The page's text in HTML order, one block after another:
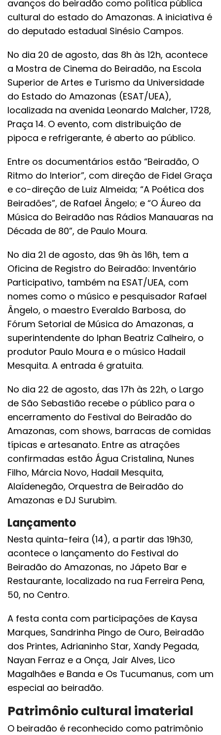
avanços do beiradão como política pública
cultural do estado do Amazonas. A iniciativa é
do deputado estadual Sinésio Campos.
No dia 20 de agosto, das 8h às 12h, acontece
a Mostra de Cinema do Beiradão, na Escola
Superior de Artes e Turismo da Universidade
do Estado do Amazonas (ESAT/UEA),
localizada na avenida Leonardo Malcher, 1728,
Praça 14. O evento, com distribuição de
pipoca e refrigerante, é aberto ao público.
Entre os documentários estão “Beiradão, O
Ritmo do Interior”, com direção de Fidel Graça
e co-direção de Luiz Almeida; “A Poética dos
Beiradões”, de Rafael Ângelo; e “O Áureo da
Música do Beiradão nas Rádios Manauaras na
Década de 80”, de Paulo Moura.
No dia 21 de agosto, das 9h às 16h, tem a
Oficina de Registro do Beiradão: Inventário
Participativo, também na ESAT/UEA, com
nomes como o músico e pesquisador Rafael
Ângelo, o maestro Everaldo Barbosa, do
Fórum Setorial de Música do Amazonas, a
superintendente do Iphan Beatriz Calheiro, o
produtor Paulo Moura e o músico Hadail
Mesquita. A entrada é gratuita.
No dia 22 de agosto, das 17h às 22h, o Largo
de São Sebastião recebe o público para o
encerramento do Festival do Beiradão do
Amazonas, com shows, barracas de comidas
típicas e artesanato. Entre as atrações
confirmadas estão Água Cristalina, Nunes
Filho, Márcia Novo, Hadail Mesquita,
Alaídenegão, Orquestra de Beiradão do
Amazonas e DJ Surubim.
Lançamento
Nesta quinta-feira (14), a partir das 19h30,
acontece o lançamento do Festival do
Beiradão do Amazonas, no Jápeto Bar e
Restaurante, localizado na rua Ferreira Pena,
50, no Centro.
A festa conta com participações de Kaysa
Marques, Sandrinha Pingo de Ouro, Beiradão
dos Printes, Adrianinho Star, Xandy Pegada,
Nayan Ferraz e a Onça, Jair Alves, Lico
Magalhães e Banda e Os Tucumanus, com um
especial ao beiradão.
Patrimônio cultural imaterial
O beiradão é reconhecido como patrimônio